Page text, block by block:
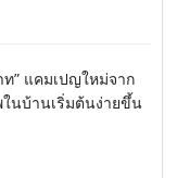
ท” แคมเปญใหม่จาก
นบ้านเริ่มต้นง่ายขึ้น